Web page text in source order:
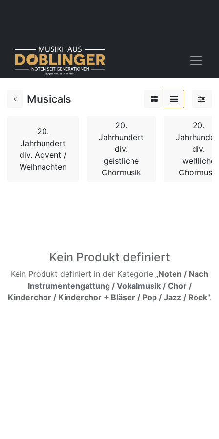
Musicals
20.
Jahrhundert
div. Advent /
Weihnachten
20.
Jahrhundert
div.
geistliche
Chormusik
20.
div.
weltliche
Chormusik
Kein Produkt definiert
Kein Produkt definiert in der Kategorie „Noten / Nach
Instrumentengattung / Vokalmusik / Chor /
Kinderchor / Kinderchor + Bläser / Pop / Jazz / Rock".